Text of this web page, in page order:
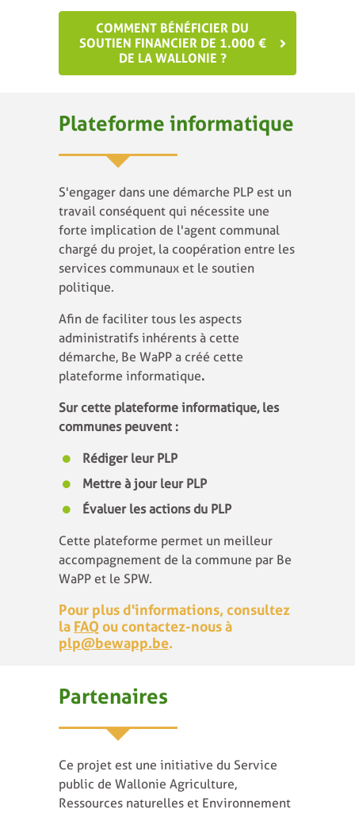
COMMENT BÉNÉFICIER DU
SOUTIEN FINANCIER DE 1.000 €
DE LA WALLONIE ?
Plateforme informatique
S'engager dans une démarche PLP est un
travail conséquent qui nécessite une
forte implication de l'agent communal
chargé du projet, la coopération entre les
services communaux et le soutien
politique.
Afin de faciliter tous les aspects
administratifs inhérents à cette
démarche, Be WaPP a créé cette
plateforme informatique.
Sur cette plateforme informatique, les
communes peuvent :
Rédiger leur PLP
Mettre à jour leur PLP
Évaluer les actions du PLP
Cette plateforme permet un meilleur
accompagnement de la commune par Be
WaPP et le SPW.
Pour plus d'informations, consultez
la FAQou contactez-nous à
plp@bewapp.be.
Partenaires
Ce projet est une initiative du Service
public de Wallonie Agriculture,
Ressources naturelles et Environnement